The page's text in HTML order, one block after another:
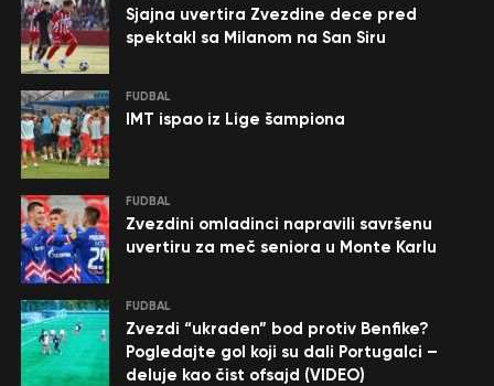
Sjajna uvertira Zvezdine dece pred
spektakl sa Milanom na San Siru
FUDBAL
IMT ispao iz Lige šampiona
FUDBAL
Zvezdini omladinci napravili savršenu
uvertiru za meč seniora u Monte Karlu
FUDBAL
Zvezdi “ukraden” bod protiv Benfike?
Pogledajte gol koji su dali Portugalci –
deluje kao čist ofsajd (VIDEO)